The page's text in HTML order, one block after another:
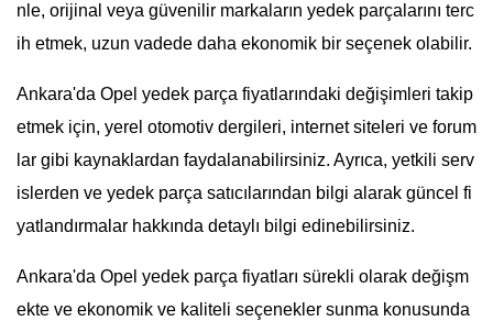
nle, orijinal veya güvenilir markaların yedek parçalarını terc
ih etmek, uzun vadede daha ekonomik bir seçenek olabilir.
Ankara'da Opel yedek parça fiyatlarındaki değişimleri takip
etmek için, yerel otomotiv dergileri, internet siteleri ve forum
lar gibi kaynaklardan faydalanabilirsiniz. Ayrıca, yetkili serv
islerden ve yedek parça satıcılarından bilgi alarak güncel fi
yatlandırmalar hakkında detaylı bilgi edinebilirsiniz.
Ankara'da Opel yedek parça fiyatları sürekli olarak değişm
ekte ve ekonomik ve kaliteli seçenekler sunma konusunda